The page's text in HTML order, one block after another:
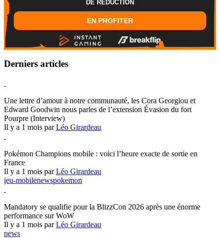
DE REDUCTION
EN PROFITER
Derniers articles
Une lettre d’amour à notre communauté, les Cora Georgiou et
Edward Goodwin nous parles de l’extension Évasion du fort
Pourpre (Interview)
Il y a 1 mois parLéo Girardeau
Pokémon Champions mobile : voici l’heure exacte de sortie en
France
Il y a 1 mois parLéo Girardeau
jeu-mobilenewspokemon
Mandatory se qualifie pour la BlizzCon 2026 après une énorme
performance sur WoW
Il y a 1 mois parLéo Girardeau
news